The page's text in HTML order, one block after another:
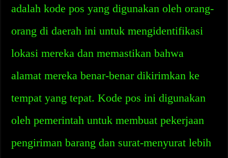
adalah kode pos yang digunakan oleh orang-
orang di daerah ini untuk mengidentifikasi
lokasi mereka dan memastikan bahwa
alamat mereka benar-benar dikirimkan ke
tempat yang tepat. Kode pos ini digunakan
oleh pemerintah untuk membuat pekerjaan
pengiriman barang dan surat-menyurat lebih